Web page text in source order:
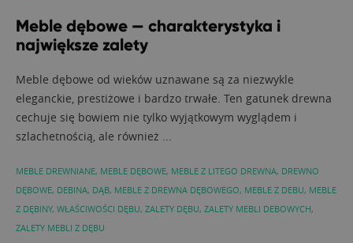
Meble dębowe — charakterystyka i
największe zalety
Meble dębowe od wieków uznawane są za niezwykle
eleganckie, prestiżowe i bardzo trwałe. Ten gatunek drewna
cechuje się bowiem nie tylko wyjątkowym wyglądem i
szlachetnością, ale również ...
MEBLE DREWNIANE, MEBLE DĘBOWE, MEBLE Z LITEGO DREWNA, DREWNO
DĘBOWE, DEBINA, DĄB, MEBLE Z DREWNA DĘBOWEGO, MEBLE Z DEBU, MEBLE
Z DĘBINY, WŁAŚCIWOŚCI DĘBU, ZALETY DĘBU, ZALETY MEBLI DEBOWYCH,
ZALETY MEBLI Z DĘBU